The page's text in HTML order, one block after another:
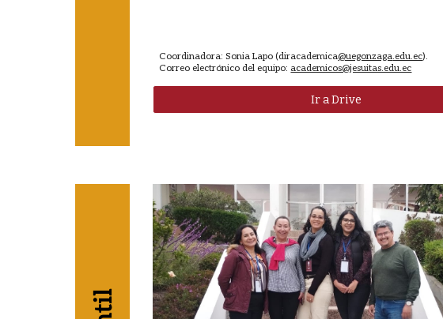
Coordinadora: Sonia Lapo (diracademica@uegonzaga.edu.ec).
Correo electrónico del equipo: academicos@jesuitas.edu.ec
Ir a Drive